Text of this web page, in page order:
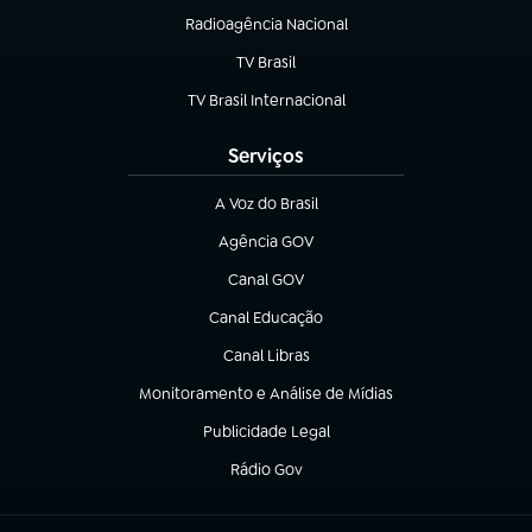
Radioagência Nacional
(abre em nova aba)
TV Brasil
(abre em nova aba)
TV Brasil Internacional
(abre em nova aba)
Serviços
A Voz do Brasil
(abre em nova aba)
Agência GOV
(abre em nova aba)
Canal GOV
(abre em nova aba)
Canal Educação
(abre em nova aba)
Canal Libras
(abre em nova aba)
Monitoramento e Análise de Mídias
(abre em nova aba)
Publicidade Legal
(abre em nova aba)
Rádio Gov
(abre em nova aba)